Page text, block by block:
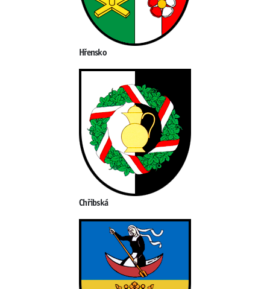
Hřensko
Chřibská